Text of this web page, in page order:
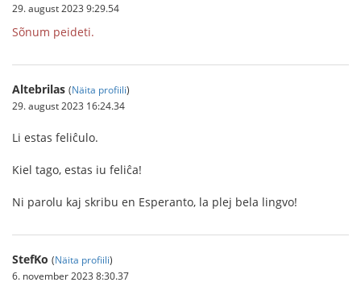
29. august 2023 9:29.54
Sõnum peideti.
Altebrilas (Näita profiili)
29. august 2023 16:24.34
Li estas feliĉulo.
Kiel tago, estas iu feliĉa!
Ni parolu kaj skribu en Esperanto, la plej bela lingvo!
StefKo (Näita profiili)
6. november 2023 8:30.37